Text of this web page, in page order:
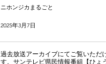
ニホンジカまるごと
2025年3月7日
過去放送アーカイブにてご覧いただけ
す。サンテレビ県民情報番組【ひょう